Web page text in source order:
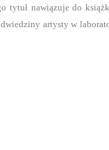
tytuł nawiązuje do
artysty w